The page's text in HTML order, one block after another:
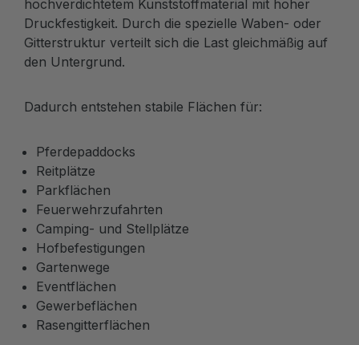
hochverdichtetem Kunststoffmaterial mit hoher
Druckfestigkeit. Durch die spezielle Waben- oder
Gitterstruktur verteilt sich die Last gleichmäßig auf
den Untergrund.
Dadurch entstehen stabile Flächen für:
Pferdepaddocks
Reitplätze
Parkflächen
Feuerwehrzufahrten
Camping- und Stellplätze
Hofbefestigungen
Gartenwege
Eventflächen
Gewerbeflächen
Rasengitterflächen